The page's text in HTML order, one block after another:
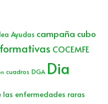
Ayudas campaña cubo
COCEMFE
cuadros DGA Dia
enfermedades raras